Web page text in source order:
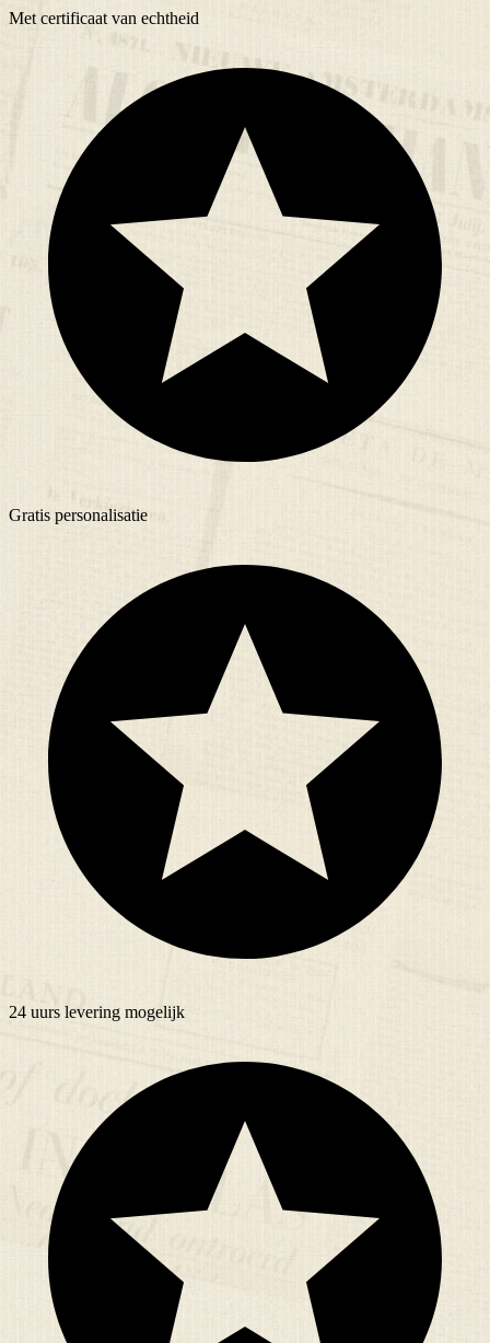
Met certificaat van echtheid
Gratis personalisatie
24 uurs levering mogelijk